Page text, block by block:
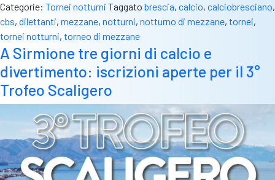
–
Cade
la
Digital
Solution,
e
Nord
Impresa
a
valanga
Categorie: Tornei notturni Taggato brescia, calcio, calciobresciano,
cbs, dilettanti, mezzane, notturni, notturno di mezzane, tornei,
tornei notturni, torneo di mezzane
A Sirmione tre giorni di calcio e
divertimento: iscrizioni aperte per il 3°
Trofeo Scaligero